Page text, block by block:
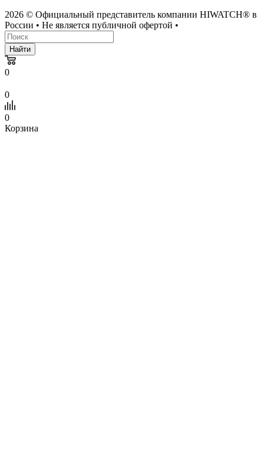
2026 © Официальный представитель компании HIWATCH® в
России • Не является публичной офертой •
Найти
0
0
0
Корзина